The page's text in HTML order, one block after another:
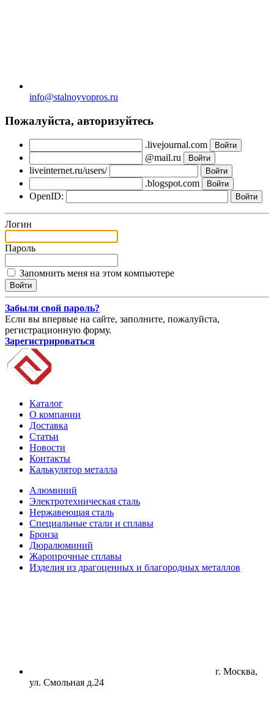
info@stalnoyvopros.ru
Пожалуйста, авторизуйтесь
.livejournal.com
@mail.ru
liveinternet.ru/users/
.blogspot.com
OpenID:
Логин
Пароль
Запомнить меня на этом компьютере
Забыли свой пароль?
Если вы впервые на сайте, заполните, пожалуйста,
регистрационную форму.
Зарегистрироваться
Каталог
О компании
Доставка
Статьи
Новости
Контакты
Калькулятор металла
Алюминий
Электротехническая сталь
Нержавеющая сталь
Специальные стали и сплавы
Бронза
Дюралюминий
Жаропрочные сплавы
Изделия из драгоценных и благородных металлов
г. Москва,
ул. Смольная д.24